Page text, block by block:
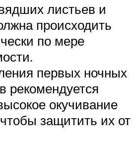
листьев и
происходить
по мере
первых ночных
рекомендуется
окучивание
защитить их от